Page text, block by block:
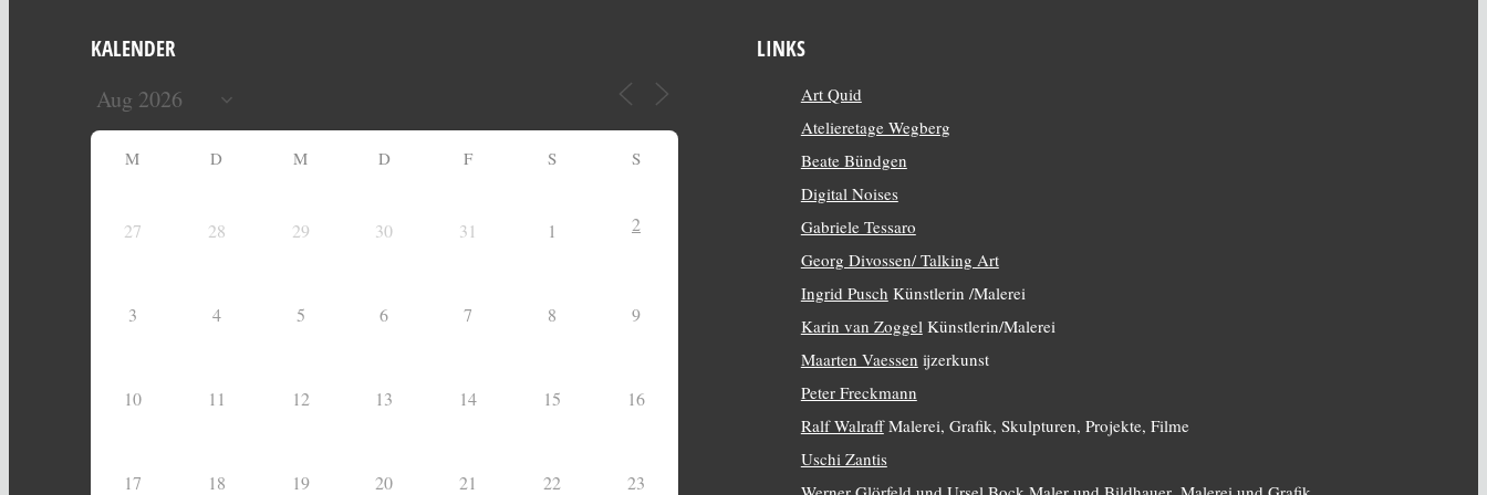
KALENDER
M D M D F S S
27 28 29 30 31 1 2
3 4 5 6 7 8 9
10 11 12 13 14 15 16
17 18 19 20 21 22 23
LINKS
Art Quid
Atelieretage Wegberg
Beate Bündgen
Digital Noises
Gabriele Tessaro
Georg Divossen/ Talking Art
Ingrid Pusch Künstlerin /Malerei
Karin van ZoggelKünstlerin/Malerei
Maarten Vaessen ijzerkunst
Peter Freckmann
Ralf WalraffMalerei, Grafik, Skulpturen, Projekte, Filme
Uschi Zantis